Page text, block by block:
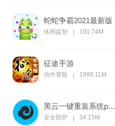
蛇蛇争霸2021最新版
休闲益智 191.74M
征途手游
动作冒险 1999.11M
黑云一键重装系统pc官方版
安全防护 34.15M